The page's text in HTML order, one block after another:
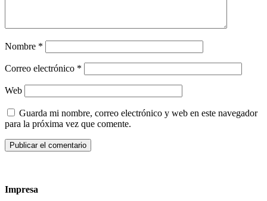
Nombre *
Correo electrónico *
Web
Guarda mi nombre, correo electrónico y web en este navegador
para la próxima vez que comente.
Impresa